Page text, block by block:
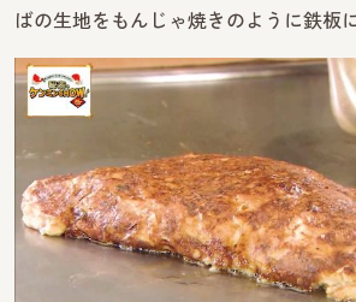
ばの生地をもんじゃ焼きのように鉄板